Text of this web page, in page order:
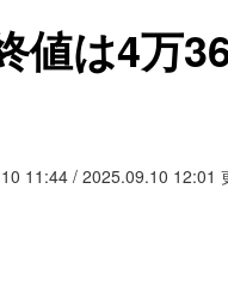
値は4万
11:44 / 2025.09.10 12:01